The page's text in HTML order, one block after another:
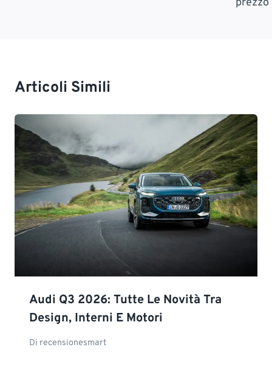
Articoli Simili
Audi Q3 2026: Tutte Le Novità Tra
Design, Interni E Motori
Di recensionesmart